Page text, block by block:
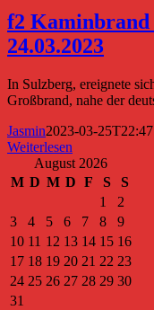
f2 Kaminbrand
24.03.2023
In Sulzberg, ereignete
Großbrand, nahe der
Jasmin2023-03-
Weiterlesen
August 2026
M D M D F S
S
1
2
3
4 5 6 7 8
9
10 11 12 13 14 15 16
17 18 19 20 21 22 23
24 25 26 27 28 29 30
31